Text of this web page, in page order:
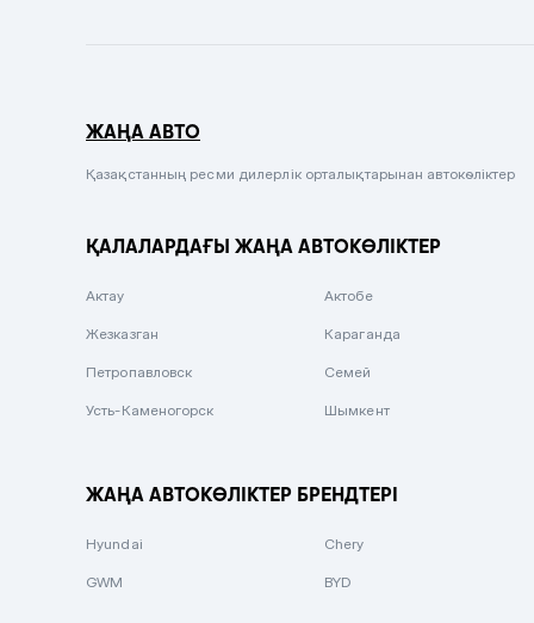
Сиреневый металлик
Вишневый
ЖАҢА АВТО
Қазақстанның ресми дилерлік орталықтарынан автокөліктер
ҚАЛАЛАРДАҒЫ ЖАҢА АВТОКӨЛІКТЕР
Актау Актобе
Жезказган Караганда
Петропавловск Семей
Усть-Каменогорск Шымкент
ЖАҢА АВТОКӨЛІКТЕР БРЕНДТЕРІ
Hyundai Chery
GWM BYD